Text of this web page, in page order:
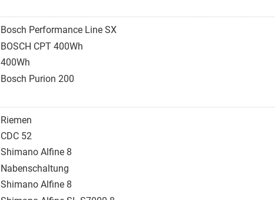
Bosch Performance Line SX
BOSCH CPT 400Wh
400Wh
Bosch Purion 200
Riemen
CDC 52
Shimano Alfine 8
Nabenschaltung
Shimano Alfine 8